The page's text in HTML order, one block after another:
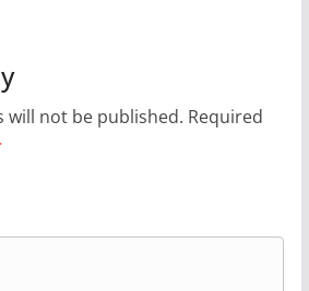
will not be published. Required